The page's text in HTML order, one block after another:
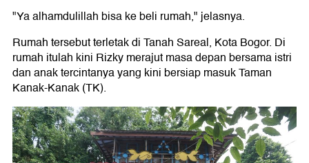
"Ya alhamdulillah bisa ke beli rumah," jelasnya.
Rumah tersebut terletak di Tanah Sareal, Kota Bogor. Di
rumah itulah kini Rizky merajut masa depan bersama istri
dan anak tercintanya yang kini bersiap masuk Taman
Kanak-Kanak (TK).